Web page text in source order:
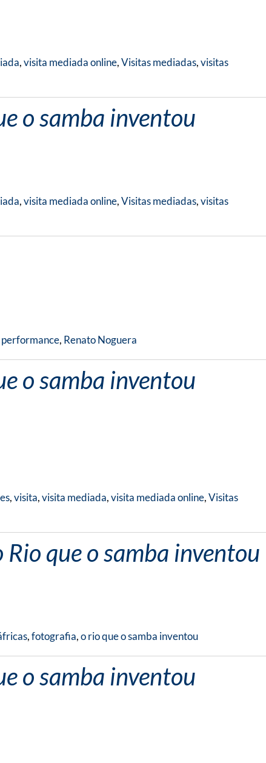
,visita mediada online,Visitas mediadas,visitas
o samba inventou
,visita mediada online,Visitas mediadas,visitas
performance, Renato Noguera
o samba inventou
,visita,visita mediada,visita mediada online,Visitas
Rio que o samba inventou
,fotografia,o rio que o samba inventou
o samba inventou